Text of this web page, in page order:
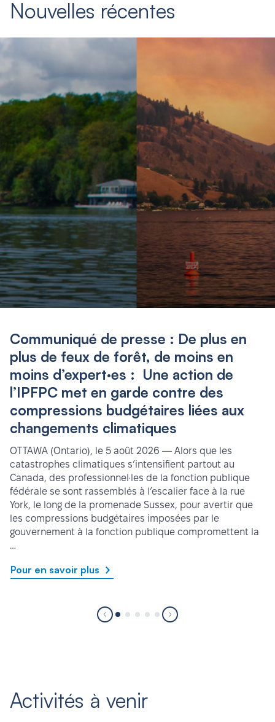
Nouvelles récentes
Communiqué de presse : De plus en
plus de feux de forêt, de moins en
moins d’expert·es : Une action de
l’IPFPC met en garde contre des
compressions budgétaires liées aux
changements climatiques
OTTAWA (Ontario), le 5 août 2026 — Alors que les
catastrophes climatiques s’intensifient partout au
Canada, des professionnel·les de la fonction publique
fédérale se sont rassemblés à l’escalier face à la rue
York, le long de la promenade Sussex, pour avertir que
les compressions budgétaires imposées par le
gouvernement à la fonction publique compromettent la
…
Pour en savoir plus
Activités à venir